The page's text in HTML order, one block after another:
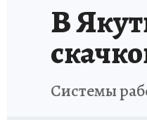
В
Системы